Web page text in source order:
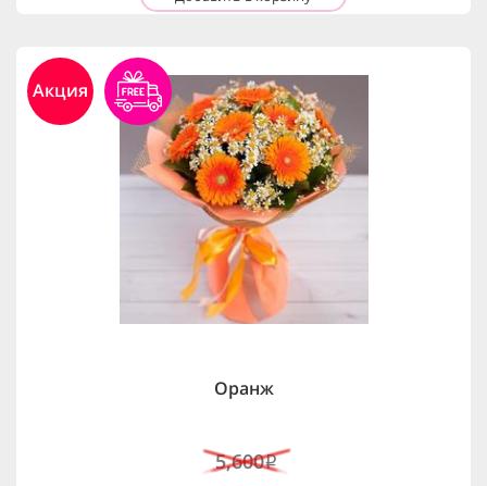
Акция
Оранж
5,600i